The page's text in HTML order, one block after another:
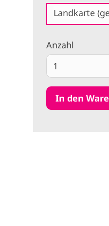
Landkarte
Anzahl